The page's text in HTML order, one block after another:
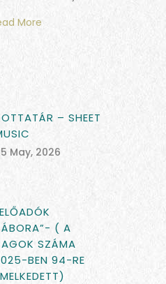
More
– SHEET
May, 2026
( A
SZÁMA
BEN 94-RE